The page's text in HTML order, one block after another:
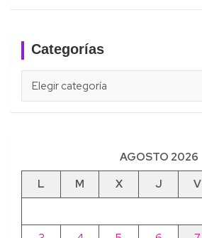
Categorías
AGOSTO 2026
L
M X J V